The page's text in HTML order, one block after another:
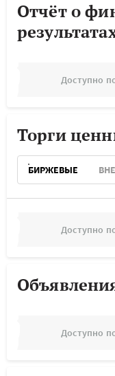
Отчёт о
Доступно
Торги
БИРЖЕВЫЕ
Доступно
Доступно